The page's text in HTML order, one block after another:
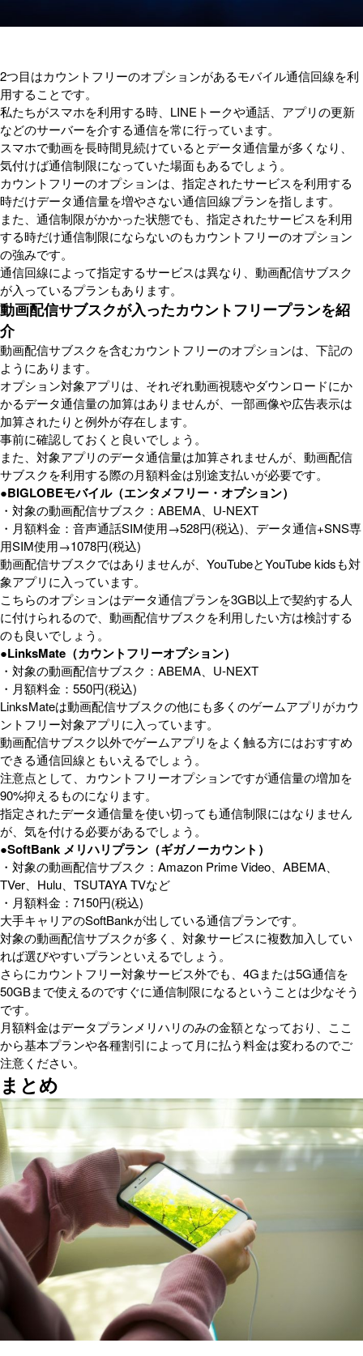
2つ目はカウントフリーのオプションがあるモバイル通信回線を利
用することです。
私たちがスマホを利用する時、LINEトークや通話、アプリの更新
などのサーバーを介する通信を常に行っています。
スマホで動画を長時間見続けているとデータ通信量が多くなり、
気付けば通信制限になっていた場面もあるでしょう。
カウントフリーのオプションは、指定されたサービスを利用する
時だけデータ通信量を増やさない通信回線プランを指します。
また、通信制限がかかった状態でも、指定されたサービスを利用
する時だけ通信制限にならないのもカウントフリーのオプション
の強みです。
通信回線によって指定するサービスは異なり、動画配信サブスク
が入っているプランもあります。
動画配信サブスクが入ったカウントフリープランを紹
介
動画配信サブスクを含むカウントフリーのオプションは、下記の
ようにあります。
オプション対象アプリは、それぞれ動画視聴やダウンロードにか
かるデータ通信量の加算はありませんが、一部画像や広告表示は
加算されたりと例外が存在します。
事前に確認しておくと良いでしょう。
また、対象アプリのデータ通信量は加算されませんが、動画配信
サブスクを利用する際の月額料金は別途支払いが必要です。
●BIGLOBEモバイル（エンタメフリー・オプション）
・対象の動画配信サブスク：ABEMA、U-NEXT
・月額料金：音声通話SIM使用→528円(税込)、データ通信+SNS専
用SIM使用→1078円(税込)
動画配信サブスクではありませんが、YouTubeとYouTube kidsも対
象アプリに入っています。
こちらのオプションはデータ通信プランを3GB以上で契約する人
に付けられるので、動画配信サブスクを利用したい方は検討する
のも良いでしょう。
●LinksMate（カウントフリーオプション）
・対象の動画配信サブスク：ABEMA、U-NEXT
・月額料金：550円(税込)
LinksMateは動画配信サブスクの他にも多くのゲームアプリがカウ
ントフリー対象アプリに入っています。
動画配信サブスク以外でゲームアプリをよく触る方にはおすすめ
できる通信回線ともいえるでしょう。
注意点として、カウントフリーオプションですが通信量の増加を
90%抑えるものになります。
指定されたデータ通信量を使い切っても通信制限にはなりません
が、気を付ける必要があるでしょう。
●SoftBank メリハリプラン（ギガノーカウント）
・対象の動画配信サブスク：Amazon Prime Video、ABEMA、
TVer、Hulu、TSUTAYA TVなど
・月額料金：7150円(税込)
大手キャリアのSoftBankが出している通信プランです。
対象の動画配信サブスクが多く、対象サービスに複数加入してい
れば選びやすいプランといえるでしょう。
さらにカウントフリー対象サービス外でも、4Gまたは5G通信を
50GBまで使えるのですぐに通信制限になるということは少なそう
です。
月額料金はデータプランメリハリのみの金額となっており、ここ
から基本プランや各種割引によって月に払う料金は変わるのでご
注意ください。
まとめ